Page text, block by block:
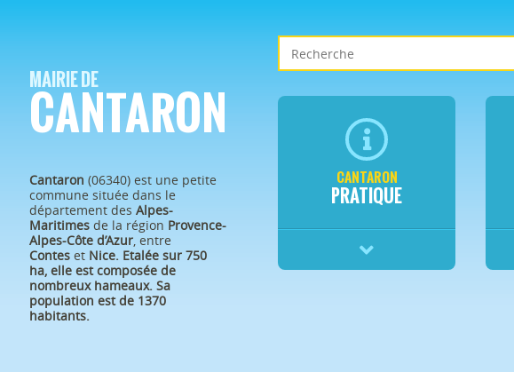
MAIRIE DE
CANTARON
Cantaron (06340) est une petite
commune située dans le
département des Alpes-
Maritimes de la région Provence-
Alpes-Côte d’Azur, entre
Contes et Nice. Etalée sur 750
ha, elle est composée de
nombreux hameaux. Sa
population est de 1370
habitants.
CANTARON
PRATIQUE